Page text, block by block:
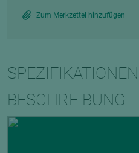
Zum Merkzettel hinzufügen
SPEZIFIKATIONEN
BESCHREIBUNG